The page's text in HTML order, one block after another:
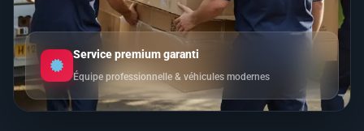
Service premium garanti
Équipe professionnelle & véhicules modernes